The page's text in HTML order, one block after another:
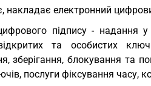
накладає електронний
підпису - надання
та особистих
зберігання, блокування та
послуги фіксування часу,